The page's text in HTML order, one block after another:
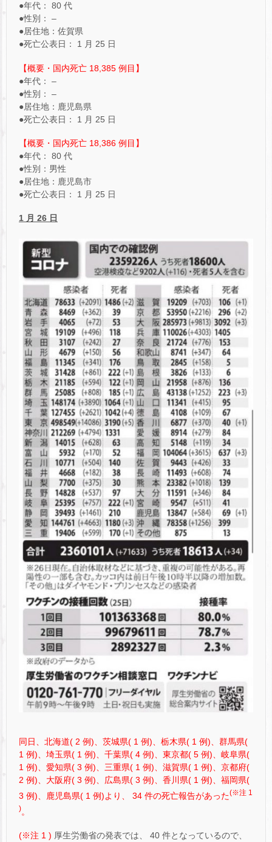
●年代： 80 代
●性別： –
●居住地：佐賀県
●死亡公表日： 1 月 25 日
【概要・国内死亡 18,385 例目】
●年代： –
●性別： –
●居住地：鹿児島県
●死亡公表日： 1 月 25 日
【概要・国内死亡 18,386 例目】
●年代： 80 代
●性別：男性
●居住地：鹿児島市
●死亡公表日： 1 月 25 日
1 月 26 日
同日、北海道( 2 例)、茨城県( 1 例)、栃木県( 1 例)、群馬県(
1 例)、埼玉県( 1 例)、千葉県( 4 例)、東京都( 5 例)、岐阜県(
1 例)、愛知県( 3 例)、三重県( 1 例)、滋賀県( 1 例)、京都府(
2 例)、大阪府( 3 例)、広島県( 3 例)、香川県( 1 例)、福岡県(
3 例)、鹿児島県( 1 例)より、 34 件の死亡報告があった(※注 1
)。
(※注 1 ) 厚生労働省の発表では、 40 件となっているので、